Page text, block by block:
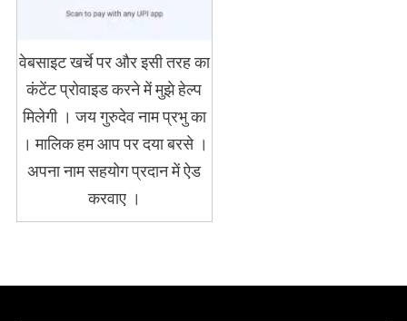
वेबसाइट खर्चे पर और इसी तरह का
कंटेंट प्रोवाइड करने में मुझे हेल्प
मिलेगी । जय गुरुदेव नाम प्रभु का
। मालिक हम आप पर दया बरसे ।
अपना नाम सहयोग प्रदान में ऐड
करवाए ।